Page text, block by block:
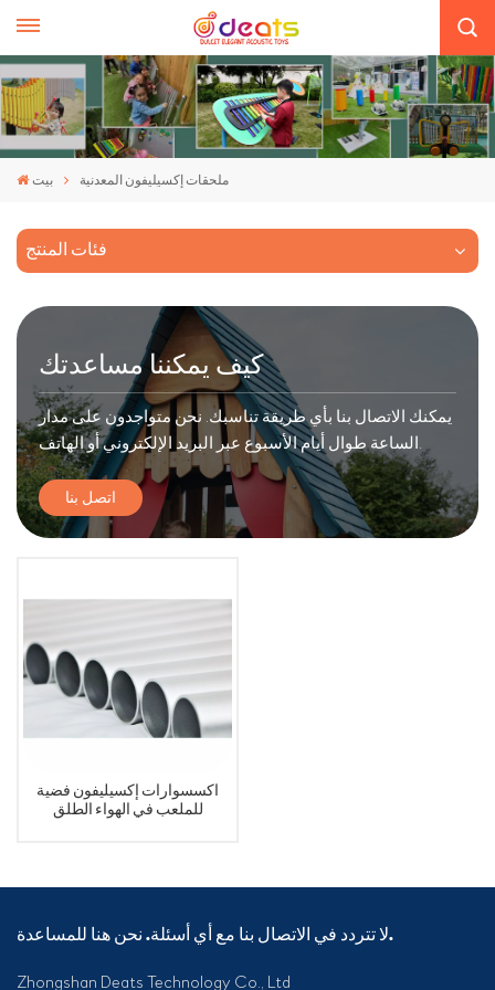
بيت ملحقات إكسيليفون المعدنية
فئات المنتج
كيف يمكننا مساعدتك
يمكنك الاتصال بنا بأي طريقة تناسبك. نحن متواجدون على مدار
الساعة طوال أيام الأسبوع عبر البريد الإلكتروني أو الهاتف.
اتصل بنا
اكسسوارات إكسيليفون فضية
للملعب في الهواء الطلق
لا تتردد في الاتصال بنا مع أي أسئلة. نحن هنا للمساعدة.
Zhongshan Deats Technology Co., Ltd